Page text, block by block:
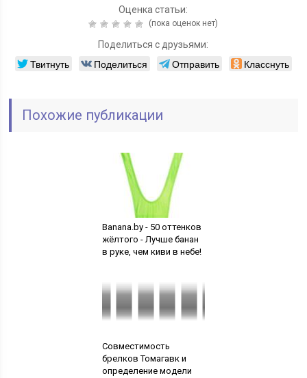
Оценка статьи:
(пока оценок нет)
Поделиться с друзьями:
Твитнуть Поделиться Отправить Класснуть
Похожие публикации
Banana.by - 50 оттенков
жёлтого - Лучше банан
в руке, чем киви в небе!
Совместимость
брелков Томагавк и
определение модели